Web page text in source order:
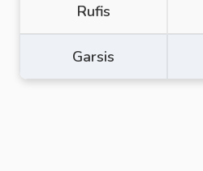
Rufis
Garsis